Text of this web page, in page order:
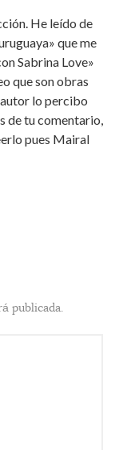
He leído de
que me
Sabrina Love»
que son obras
lo percibo
de tu comentario,
pues Mairal
publicada.